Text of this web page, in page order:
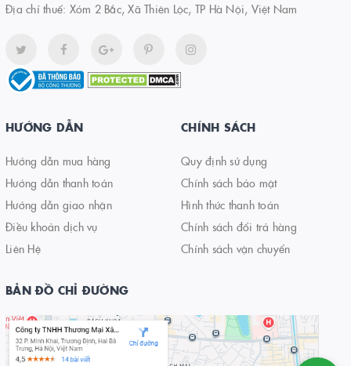
Địa chỉ thuế: Xóm 2 Bắc, Xã Thiên Lộc, TP Hà Nội, Việt Nam
HƯỚNG DẪN
Hướng dẫn mua hàng
Hướng dẫn thanh toán
Hướng dẫn giao nhận
Điều khoản dịch vụ
Liên Hệ
CHÍNH SÁCH
Quy định sử dụng
Chính sách bảo mật
Hình thức thanh toán
Chính sách đổi trả hàng
Chính sách vận chuyển
BẢN ĐỒ CHỈ ĐƯỜNG